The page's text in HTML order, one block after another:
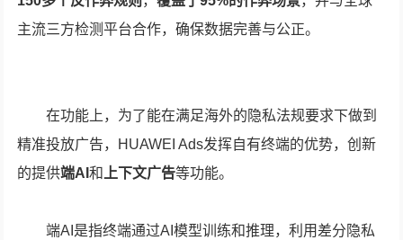
主流三方检测平台合作，确保数据完善与公正。
在功能上，为了能在满足海外的隐私法规要求下做到
精准投放广告，HUAWEI Ads发挥自有终端的优势，创新
的提供端AI和 上下文广告等功能。
端AI是指终端通过AI模型训练和推理，利用差分隐私